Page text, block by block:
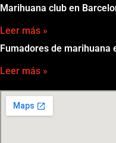
Marihuana club en
Leer más »
Fumadores de marihuana
Leer más »